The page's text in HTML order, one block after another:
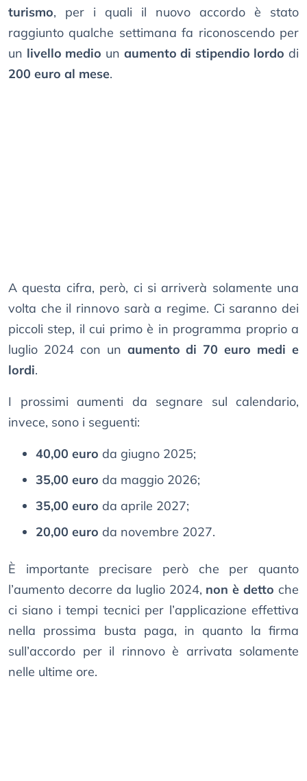
turismo, per i quali il nuovo accordo è stato
raggiunto qualche settimana fa riconoscendo per
un livello medio un aumento di stipendio lordo di
200 euro al mese.
A questa cifra, però, ci si arriverà solamente una
volta che il rinnovo sarà a regime. Ci saranno dei
piccoli step, il cui primo è in programma proprio a
luglio 2024 con un aumento di 70 euro medi e
lordi.
I prossimi aumenti da segnare sul calendario,
invece, sono i seguenti:
40,00 euro da giugno 2025;
35,00 euro da maggio 2026;
35,00 euro da aprile 2027;
20,00 euro da novembre 2027.
È importante precisare però che per quanto
l’aumento decorre da luglio 2024, non è detto che
ci siano i tempi tecnici per l’applicazione effettiva
nella prossima busta paga, in quanto la firma
sull’accordo per il rinnovo è arrivata solamente
nelle ultime ore.